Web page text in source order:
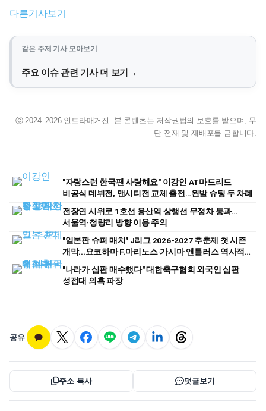
다른기사보기
같은 주제 기사 모아보기
주요 이슈 관련 기사 더 보기
ⓒ 2024–2026 인트라매거진. 본 콘텐츠는 저작권법의 보호를 받으며, 무
단 전재 및 재배포를 금합니다.
"자랑스런 한국팬 사랑해요" 이강인 AT마드리드
비공식 데뷔전, 맨시티전 교체 출전…왼발 슈팅 두 차례
전장연 시위로 1호선 용산역 상행선 무정차 통과…
서울역·청량리 방향 이용 주의
"일본판 슈퍼 매치" J리그 2026-2027 추춘제 첫 시즌
개막...요코하마 F.마리노스·가시마 앤틀러스 역사적
"나라가 심판 매수했다" 대한축구협회 외국인 심판
성접대 의혹 파장
공유
주소 복사 댓글보기